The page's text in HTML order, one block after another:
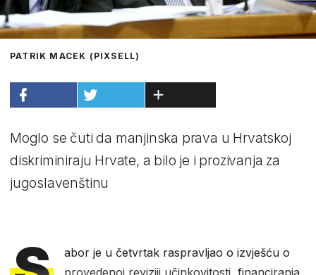
PATRIK MACEK (PIXSELL)
Moglo se čuti da manjinska prava u Hrvatskoj
diskriminiraju Hrvate, a bilo je i prozivanja za
jugoslavenštinu
abor je u četvrtak raspravljao o izvješću o
provedenoj reviziji učinkovitosti, financiranja,